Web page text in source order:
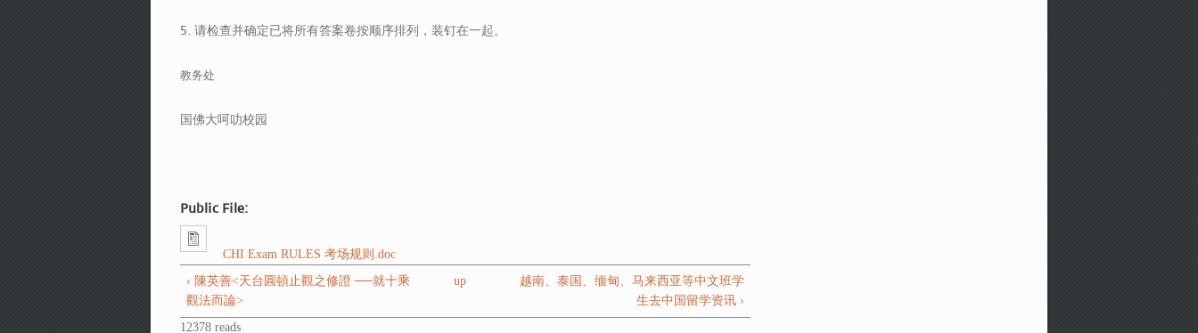
5. 请检查并确定已将所有答案卷按顺序排列，装钉在一起。
教务处
国佛大呵叻校园
Public File:
CHI Exam RULES 考场规则.doc
‹ 陳英善<天台圓頓止觀之修證 ──就十乘
觀法而論>
up
越南、泰国、缅甸、马来西亚等中文班学
生去中国留学资讯 ›
12378 reads